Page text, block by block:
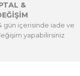
&
gün içerisinde iade ve
yapabilirsiniz